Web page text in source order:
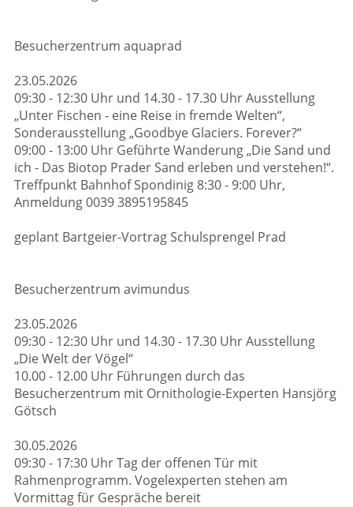
Besucherzentrum aquaprad
23.05.2026
09:30 - 12:30 Uhr und 14.30 - 17.30 Uhr Ausstellung
„Unter Fischen - eine Reise in fremde Welten“,
Sonderausstellung „Goodbye Glaciers. Forever?“
09:00 - 13:00 Uhr Geführte Wanderung „Die Sand und
ich - Das Biotop Prader Sand erleben und verstehen!“.
Treffpunkt Bahnhof Spondinig 8:30 - 9:00 Uhr,
Anmeldung 0039 3895195845
geplant Bartgeier-Vortrag Schulsprengel Prad
Besucherzentrum avimundus
23.05.2026
09:30 - 12:30 Uhr und 14.30 - 17.30 Uhr Ausstellung
„Die Welt der Vögel“
10.00 - 12.00 Uhr Führungen durch das
Besucherzentrum mit Ornithologie-Experten Hansjörg
Götsch
30.05.2026
09:30 - 17:30 Uhr Tag der offenen Tür mit
Rahmenprogramm. Vogelexperten stehen am
Vormittag für Gespräche bereit